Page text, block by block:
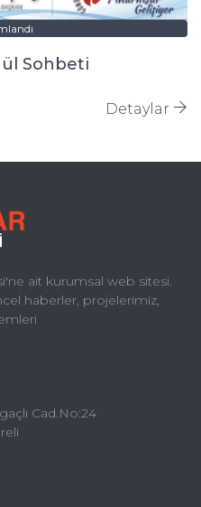
Sohbeti
Detaylar
ait kurumsal web sitesi.
haberler, projelerimiz,
Cad.No:24